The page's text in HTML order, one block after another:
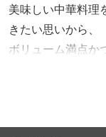
美味しい中華料理
きたい思いから、
ボリューム満点か
自慢の絶品中華
■おすすめ料理